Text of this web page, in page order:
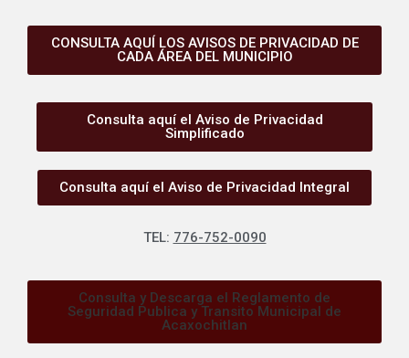
CONSULTA AQUÍ LOS AVISOS DE PRIVACIDAD DE
CADA ÁREA DEL MUNICIPIO
Consulta aquí el Aviso de Privacidad
Simplificado
Consulta aquí el Aviso de Privacidad Integral
TEL: 776-752-0090
Consulta y Descarga el Reglamento de
Seguridad Publica y Transito Municipal de
Acaxochitlan